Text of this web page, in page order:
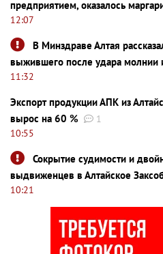
предприятием, оказалось
12:07
В Минздраве Алтая
выжившего после удара молнии
11:32
Экспорт продукции АПК из
вырос на 60 %
1
10:55
Сокрытие судимости и
выдвиженцев в Алтайское
10:21